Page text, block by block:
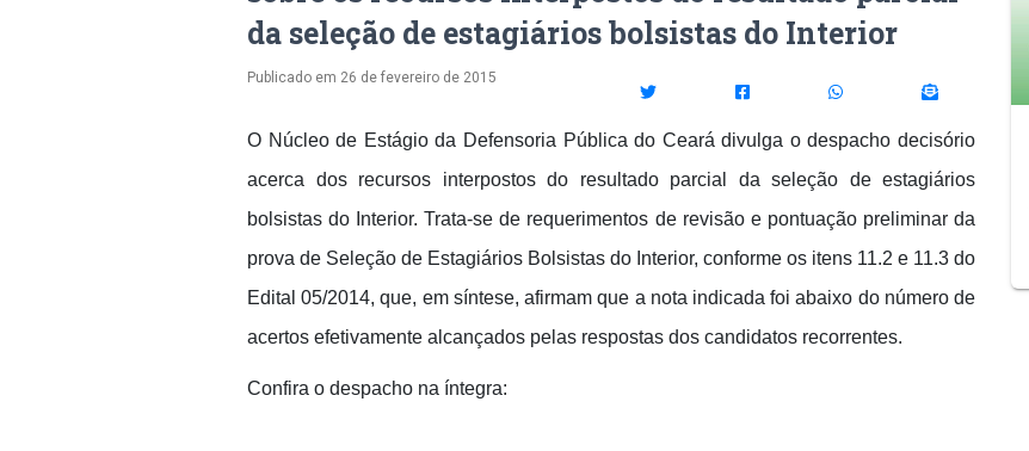
da seleção de estagiários bolsistas do Interior
Publicado em 26 de fevereiro de 2015
O Núcleo de Estágio da Defensoria Pública do Ceará divulga o despacho decisório
acerca dos recursos interpostos do resultado parcial da seleção de estagiários
bolsistas do Interior. Trata-se de requerimentos de revisão e pontuação preliminar da
prova de Seleção de Estagiários Bolsistas do Interior, conforme os itens 11.2 e 11.3 do
Edital 05/2014, que, em síntese, afirmam que a nota indicada foi abaixo do número de
acertos efetivamente alcançados pelas respostas dos candidatos recorrentes.
Confira o despacho na íntegra: